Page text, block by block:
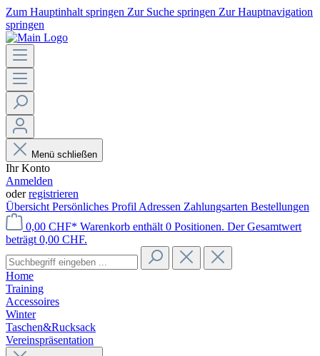
Zum Hauptinhalt springen Zur Suche springen Zur Hauptnavigation
springen
Menü schließen
Ihr Konto
Anmelden
oderregistrieren
Übersicht Persönliches Profil Adressen Zahlungsarten Bestellungen
0,00 CHF* Warenkorb enthält 0 Positionen. Der Gesamtwert
beträgt 0,00 CHF.
Home
Training
Accessoires
Winter
Taschen&Rucksack
Vereinspräsentation